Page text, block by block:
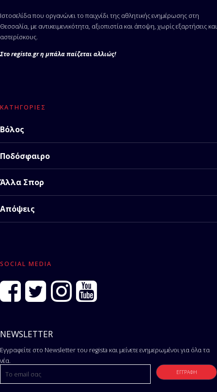
Ιστοσελίδα που οργανώνει το παιχνίδι της αθλητικής ενημέρωσης στη
Θεσσαλία, με αντικειμενικότητα, αξιοπιστία και άποψη, χωρίς εξαρτήσεις και
αστερίσκους.
Στο regista.gr η μπάλα παίζεται αλλιώς!
ΚΑΤΗΓΟΡΊΕΣ
Βόλος
Ποδόσφαιρο
Άλλα Σπορ
Απόψεις
SOCIAL MEDIA
NEWSLETTER
Εγγραφείτε στο Newsletter του regista και μείνετε ενημερωμένοι για όλα τα
νέα.